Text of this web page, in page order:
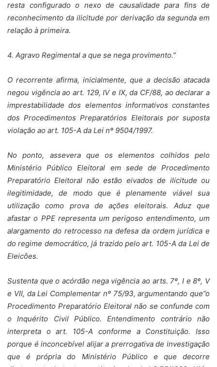
resta configurado o nexo de causalidade para fins de
reconhecimento da ilicitude por derivação da segunda em
relação à primeira.
4. Agravo Regimental a que se nega provimento.”
O recorrente afirma, inicialmente, que a decisão atacada
negou vigência ao art. 129, IV e IX, da CF/88, ao declarar a
imprestabilidade dos elementos informativos constantes
dos Procedimentos Preparatórios Eleitorais por suposta
violação ao art. 105-A da Lei nº 9504/1997.
No ponto, assevera que os elementos colhidos pelo
Ministério Público Eleitoral em sede de Procedimento
Preparatório Eleitoral não estão eivados de ilicitude ou
ilegitimidade, de modo que é plenamente viável sua
utilização como prova de ações eleitorais. Aduz que
afastar o PPE representa um perigoso entendimento, um
alargamento do retrocesso na defesa da ordem jurídica e
do regime democrático, já trazido pelo art. 105-A da Lei de
Eleicões.
Sustenta que o acórdão nega vigência ao arts. 7º, I e 8º, V
e VII, da Lei Complementar nº 75/93, argumentando que”o
Procedimento Preparatório Eleitoral não se confunde com
o Inquérito Civil Público. Entendimento contrário não
interpreta o art. 105-A conforme a Constituição. Isso
porque é inconcebível alijar a prerrogativa de investigação
que é própria do Ministério Público e que decorre